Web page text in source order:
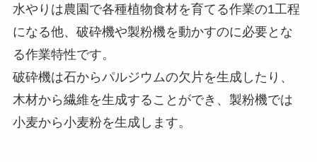
水やりは農園で各種植物食材を育てる作業の1工程
になる他、破砕機や製粉機を動かすのに必要とな
る作業特性です。
破砕機は石からパルジウムの欠片を生成したり、
木材から繊維を生成することができ、製粉機では
小麦から小麦粉を生成します。